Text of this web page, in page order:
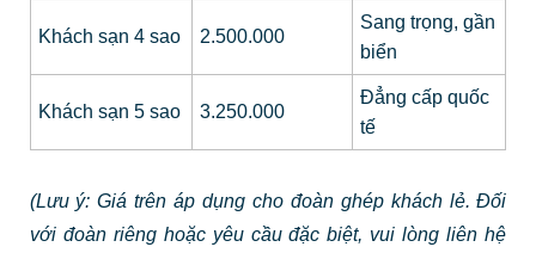
Khách sạn 4 sao 2.500.000
Sang trọng, gần
biển
Khách sạn 5 sao 3.250.000
Đẳng cấp quốc
tế
(Lưu ý: Giá trên áp dụng cho đoàn ghép khách lẻ. Đối
với đoàn riêng hoặc yêu cầu đặc biệt, vui lòng liên hệ